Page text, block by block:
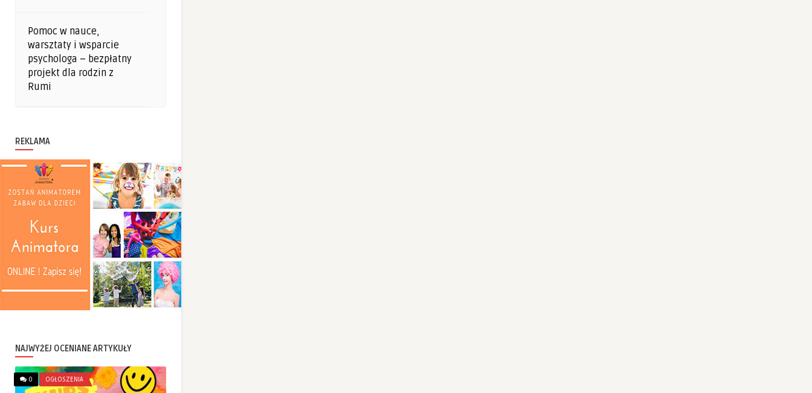
Pomoc w nauce,
warsztaty i wsparcie
psychologa – bezpłatny
projekt dla rodzin z
Rumi
REKLAMA
NAJWYŻEJ OCENIANE ARTYKUŁY
0 OGŁOSZENIA